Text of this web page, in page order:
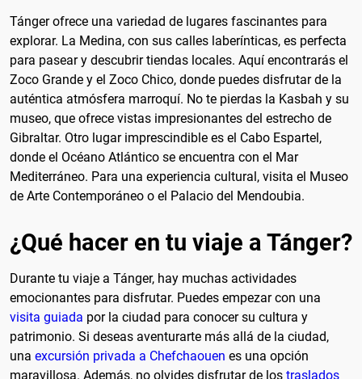
Tánger ofrece una variedad de lugares fascinantes para
explorar. La Medina, con sus calles laberínticas, es perfecta
para pasear y descubrir tiendas locales. Aquí encontrarás el
Zoco Grande y el Zoco Chico, donde puedes disfrutar de la
auténtica atmósfera marroquí. No te pierdas la Kasbah y su
museo, que ofrece vistas impresionantes del estrecho de
Gibraltar. Otro lugar imprescindible es el Cabo Espartel,
donde el Océano Atlántico se encuentra con el Mar
Mediterráneo. Para una experiencia cultural, visita el Museo
de Arte Contemporáneo o el Palacio del Mendoubia.
¿Qué hacer en tu viaje a Tánger?
Durante tu viaje a Tánger, hay muchas actividades
emocionantes para disfrutar. Puedes empezar con una
visita guiada por la ciudad para conocer su cultura y
patrimonio. Si deseas aventurarte más allá de la ciudad,
una excursión privada a Chefchaouen es una opción
maravillosa. Además, no olvides disfrutar de los traslados